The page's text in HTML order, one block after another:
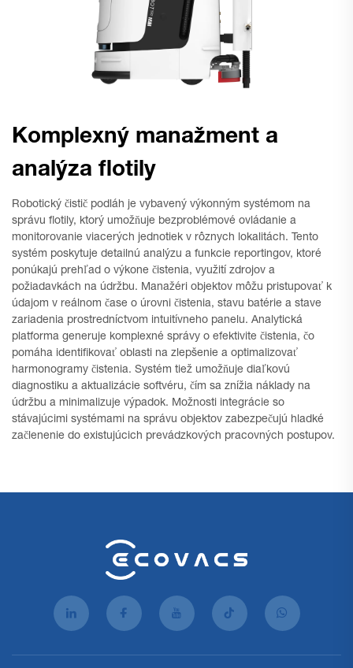
Komplexný manažment a
analýza flotily
Robotický čistič podláh je vybavený výkonným systémom na
správu flotily, ktorý umožňuje bezproblémové ovládanie a
monitorovanie viacerých jednotiek v rôznych lokalitách. Tento
systém poskytuje detailnú analýzu a funkcie reportingov, ktoré
ponúkajú prehľad o výkone čistenia, využití zdrojov a
požiadavkách na údržbu. Manažéri objektov môžu pristupovať k
údajom v reálnom čase o úrovni čistenia, stavu batérie a stave
zariadenia prostredníctvom intuitívneho panelu. Analytická
platforma generuje komplexné správy o efektivite čistenia, čo
pomáha identifikovať oblasti na zlepšenie a optimalizovať
harmonogramy čistenia. Systém tiež umožňuje diaľkovú
diagnostiku a aktualizácie softvéru, čím sa znížia náklady na
údržbu a minimalizuje výpadok. Možnosti integrácie so
stávajúcimi systémami na správu objektov zabezpečujú hladké
začlenenie do existujúcich prevádzkových pracovných postupov.